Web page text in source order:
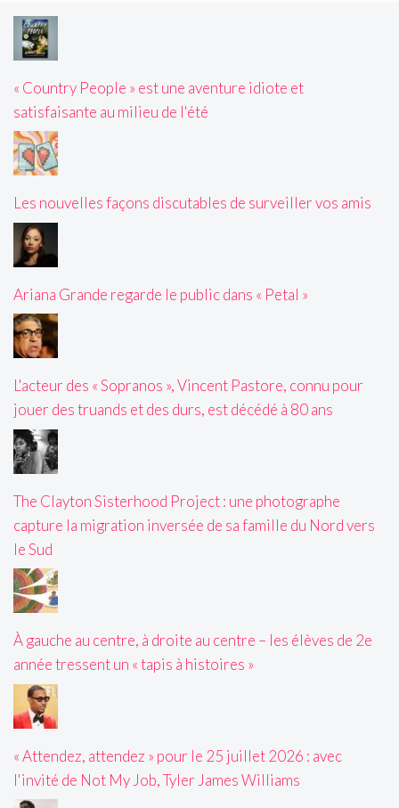
« Country People » est une aventure idiote et
satisfaisante au milieu de l'été
Les nouvelles façons discutables de surveiller vos amis
Ariana Grande regarde le public dans « Petal »
L'acteur des « Sopranos », Vincent Pastore, connu pour
jouer des truands et des durs, est décédé à 80 ans
The Clayton Sisterhood Project : une photographe
capture la migration inversée de sa famille du Nord vers
le Sud
À gauche au centre, à droite au centre – les élèves de 2e
année tressent un « tapis à histoires »
« Attendez, attendez » pour le 25 juillet 2026 : avec
l'invité de Not My Job, Tyler James Williams